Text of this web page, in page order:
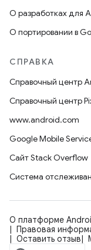
О разработках для
О портировании в
СПРАВКА
Справочный центр
Справочный центр
www.android.com
Google Mobile
Сайт Stack Overflow
Система
О платформе
Правовая
Оставить отзыв